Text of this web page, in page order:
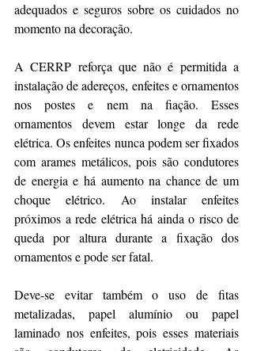
adequados e seguros sobre os cuidados no
momento na decoração.
A CERRP reforça que não é permitida a
instalação de adereços, enfeites e ornamentos
nos postes e nem na fiação. Esses
ornamentos devem estar longe da rede
elétrica. Os enfeites nunca podem ser fixados
com arames metálicos, pois são condutores
de energia e há aumento na chance de um
choque elétrico. Ao instalar enfeites
próximos a rede elétrica há ainda o risco de
queda por altura durante a fixação dos
ornamentos e pode ser fatal.
Deve-se evitar também o uso de fitas
metalizadas, papel alumínio ou papel
laminado nos enfeites, pois esses materiais